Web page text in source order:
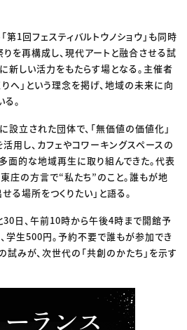
第1回フェスティバルトウノショウ」も同時
を再構成し、現代アートと融合させる試
新しい活力をもたらす場となる。主催者
りへ」という理念を掲げ、地域の未来に向
。
立された団体で、「無価値の価値化」
用し、カフェやコワーキングスペースの
面的な地域再生に取り組んできた。代表
庄の方言で“私たち”のこと。誰もが地
る場所をつくりたい」と語る。
日、午前10時から午後4時まで開館予
学生500円。予約不要で誰もが参加でき
試みが、次世代の「共創のかたち」を示す